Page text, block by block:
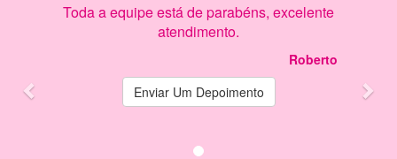
Toda a equipe está de parabéns, excelente
atendimento.
Roberto
Enviar Um Depoimento